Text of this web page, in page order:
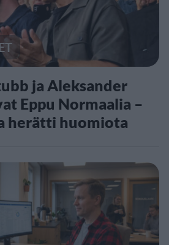
ja Aleksander
Eppu Normaalia –
herätti huomiota